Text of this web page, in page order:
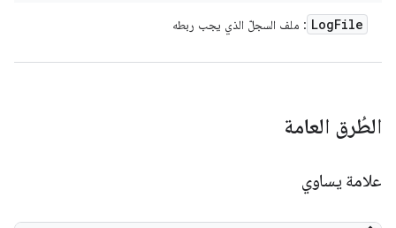
LogFile : ملف السجلّ الذي يجب ربطه
الطُرق العامة
علامة يساوي